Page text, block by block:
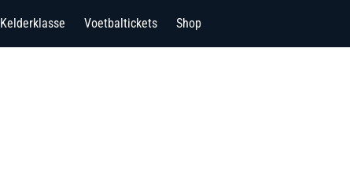
Kelderklasse Voetbaltickets Shop